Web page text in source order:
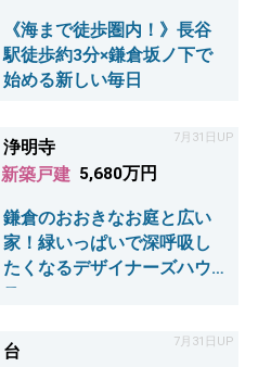
《海まで徒歩圏内！》長谷
駅徒歩約3分×鎌倉坂ノ下で
始める新しい毎日
7月31日UP
浄明寺
新築戸建 5,680万円
鎌倉のおおきなお庭と広い
家！緑いっぱいで深呼吸し
たくなるデザイナーズハウ
ス
7月31日UP
台